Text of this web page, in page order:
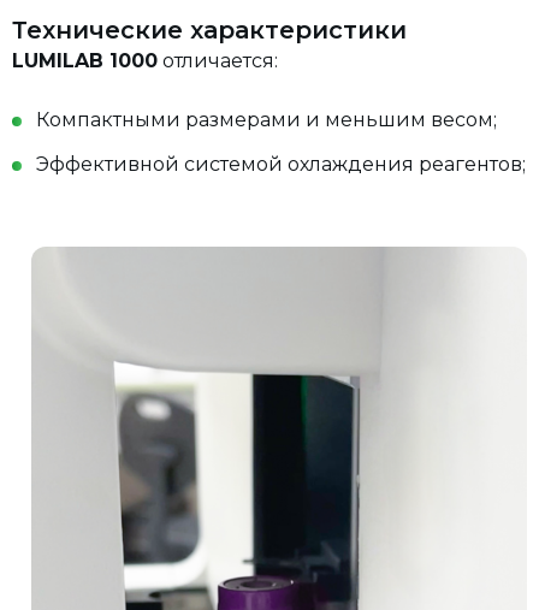
Технические характеристики
LUMILAB 1000 отличается:
Компактными размерами и меньшим весом;
Эффективной системой охлаждения реагентов;